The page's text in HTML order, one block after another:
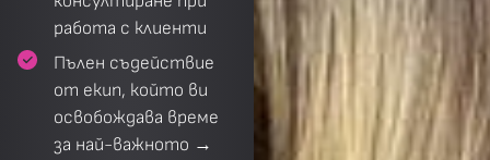
работа с клиенти
Пълен съдействие
от екип, който ви
освобождава време
за най-важното →